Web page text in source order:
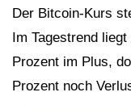
Der Bitcoin-Kurs
Im Tagestrend
Prozent im Plus,
Prozent noch